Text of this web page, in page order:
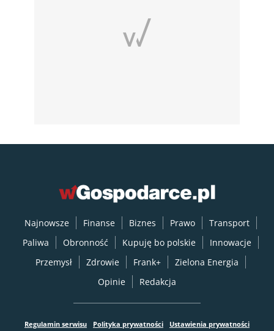
Najnowsze Finanse Biznes Prawo
Transport
Paliwa
Obronność Kupuję bo polskie
Innowacje
Przemysł
Zdrowie Frank+
Zielona Energia
Opinie
Redakcja
Regulamin serwisu Polityka prywatności Ustawienia prywatności